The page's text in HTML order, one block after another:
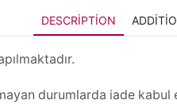
DESCRIPTION
durumlarda iade